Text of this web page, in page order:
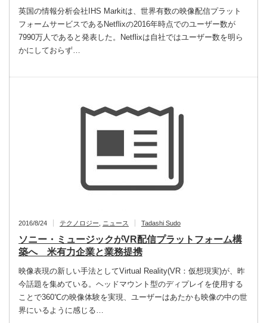
英国の情報分析会社IHS Markitは、世界有数の映像配信プラット
フォームサービスであるNetflixの2016年時点でのユーザー数が
7990万人であると発表した。Netflixは自社ではユーザー数を明ら
かにしておらず…
2016/8/24 テクノロジー ニュース Tadashi Sudo
ソニー・ミュージックがVR配信プラットフォーム構
築へ 米有力企業と業務提携
映像表現の新しい手法としてVirtual Reality(VR：仮想現実)が、昨
今話題を集めている。ヘッドマウント型のディプレイを使用する
ことで360℃の映像体験を実現、ユーザーはあたかも映像の中の世
界にいるように感じる…